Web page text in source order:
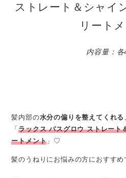
ストレート＆シャイ
リート
内容量：
髪内部の水分の偏りを整えてくれる
「ラックス バスグロウ ストレート
ートメント 」♡
髪のうねりにお悩みの方におすすめ